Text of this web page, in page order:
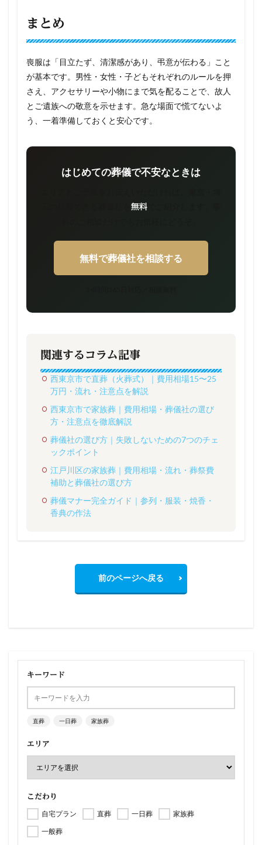
まとめ
喪服は「目立たず、清潔感があり、弔意が伝わる」こと
が基本です。男性・女性・子どもそれぞれのルールを押
さえ、アクセサリーや小物にまで気を配ることで、故人
とご遺族への敬意を示せます。急な場面で慌てないよ
う、一着準備しておくと安心です。
はじめての葬儀で不安なときは
無料
無料で葬儀社を相談する
関連するコラム記事
西東京市で直葬（火葬式）｜費用相場15〜25
万円・流れ・注意点を解説
西東京市で家族葬｜費用相場・葬儀社の選び
方・注意点を徹底解説
葬儀社の選び方｜失敗しないための7つのチェ
ックポイント
江戸川区の家族葬｜費用相場・流れ・葬祭費
補助と葬儀社の選び方
葬儀マナー完全ガイド｜参列・服装・焼香・
香典の作法
前のページへ戻る
キーワード
直葬 一日葬 家族葬
エリア
こだわり
自宅プラン 直葬 一日葬
家族葬
一般葬